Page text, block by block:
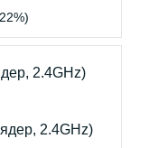
2.4GHz)